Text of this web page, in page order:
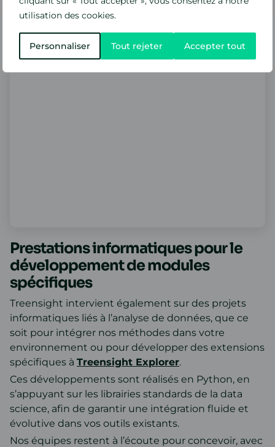
utilisation des cookies.
Personnaliser Tout rejeter Accepter tout
Prestations informatiques pour le
développement de modules
spécifiques
Treensight intervient également sur des projets
informatiques liés à l’analyse de données, que ce
soit pour intégrer nos méthodes dans votre
environnement ou pour développer des extensions
spécifiques à Treensight Explorer.
Ces développements sont réalisés en Python, en
s’appuyant sur les librairies standards de la data
science, afin de garantir une intégration fluide et
évolutive dans vos outils existants.
Nos équipes restent à l’écoute pour concevoir, avec